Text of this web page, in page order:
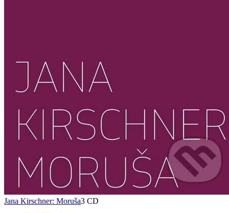
Jana Kirschner: Moruša3 CD